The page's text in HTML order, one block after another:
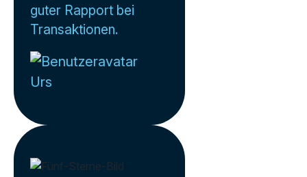
guter Rapport bei
Transaktionen.
Urs